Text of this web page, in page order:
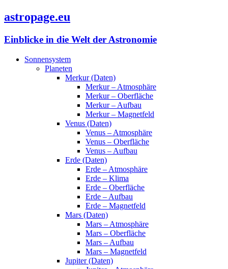
astropage.eu
Einblicke in die Welt der Astronomie
Sonnensystem
Planeten
Merkur (Daten)
Merkur – Atmosphäre
Merkur – Oberfläche
Merkur – Aufbau
Merkur – Magnetfeld
Venus (Daten)
Venus – Atmosphäre
Venus – Oberfläche
Venus – Aufbau
Erde (Daten)
Erde – Atmosphäre
Erde – Klima
Erde – Oberfläche
Erde – Aufbau
Erde – Magnetfeld
Mars (Daten)
Mars – Atmosphäre
Mars – Oberfläche
Mars – Aufbau
Mars – Magnetfeld
Jupiter (Daten)